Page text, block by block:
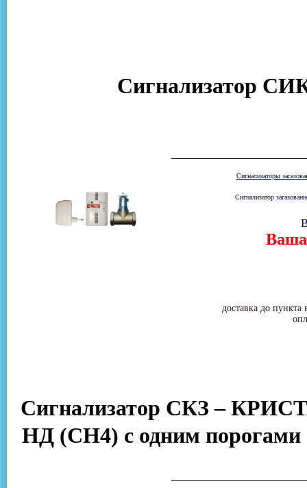
Сигнализатор
Сигнализаторы
Сигнализатор
Ваша
доставка до
Сигнализатор СКЗ –
НД (СН4) с одним порогами